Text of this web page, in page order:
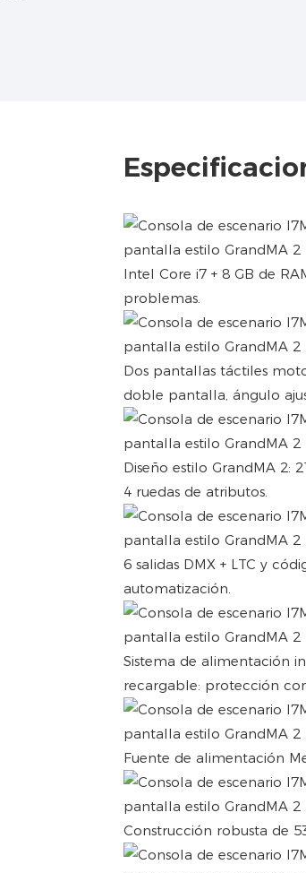
Intel Core i7 + 8 GB de
problemas.
Dos pantallas táctiles
doble pantalla, ángulo
Diseño estilo GrandMA 2:
4 ruedas de atributos.
6 salidas DMX + LTC y
automatización.
Sistema de alimentación
recargable: protección
Fuente de alimentación
Construcción robusta de